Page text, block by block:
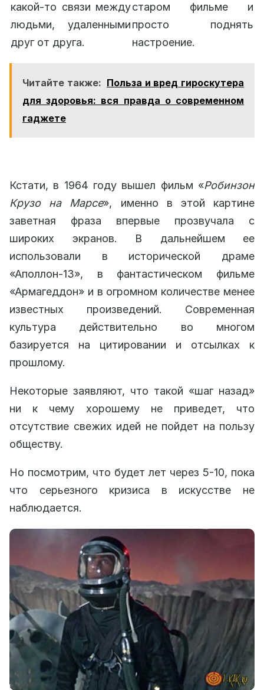
какой-то связи между
людьми, удаленными
друг от друга.
старом фильме и
просто поднять
настроение.
Читайте также: Польза и вред гироскутера
для здоровья: вся правда о современном
гаджете
Кстати, в 1964 году вышел фильм «Робинзон
Крузо на Марсе», именно в этой картине
заветная фраза впервые прозвучала с
широких экранов. В дальнейшем ее
использовали в исторической драме
«Аполлон-13», в фантастическом фильме
«Армагеддон» и в огромном количестве менее
известных произведений. Современная
культура действительно во многом
базируется на цитировании и отсылках к
прошлому.
Некоторые заявляют, что такой «шаг назад»
ни к чему хорошему не приведет, что
отсутствие свежих идей не пойдет на пользу
обществу.
Но посмотрим, что будет лет через 5-10, пока
что серьезного кризиса в искусстве не
наблюдается.